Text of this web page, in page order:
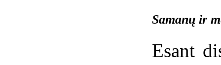
Samanų ir
Esant